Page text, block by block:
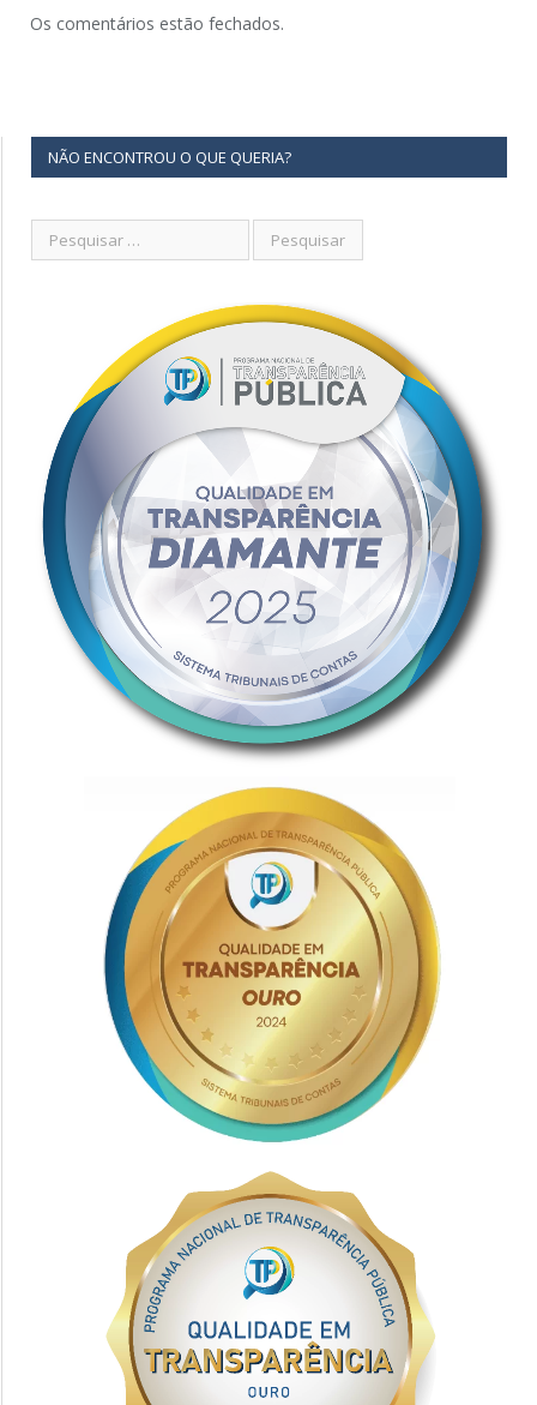
Os comentários estão fechados.
NÃO ENCONTROU O QUE QUERIA?